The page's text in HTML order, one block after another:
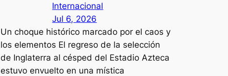
Internacional
Jul 6, 2026
Un choque histórico marcado por el caos y
los elementos El regreso de la selección
de Inglaterra al césped del Estadio Azteca
estuvo envuelto en una mística